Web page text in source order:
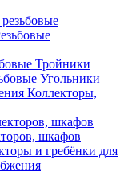
Тройники
Угольники
Коллекторы,
шкафов